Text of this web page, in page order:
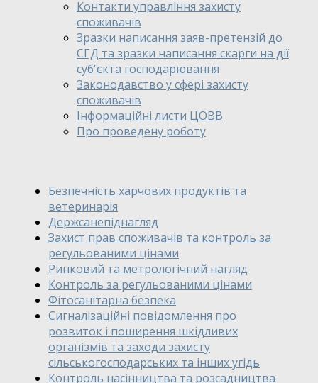
Контакти управління захисту
споживачів
Зразки написання заяв-претензій до
СГД та зразки написання скарги на дії
суб'єкта господарювання
Законодавство у сфері захисту
споживачів
Інформаційні листи ЦОВВ
Про проведену роботу
Безпечність харчових продуктів та
ветеринарія
Держсанепіднагляд
Захист прав споживачів та контроль за
регульованими цінами
Ринковий та метрологічний нагляд
Контроль за регульованими цінами
Фітосанітарна безпека
Сигналізаційні повідомлення про
розвиток і поширення шкідливих
організмів та заходи захисту
сільськогосподарських та інших угідь
Контроль насінництва та розсадництва